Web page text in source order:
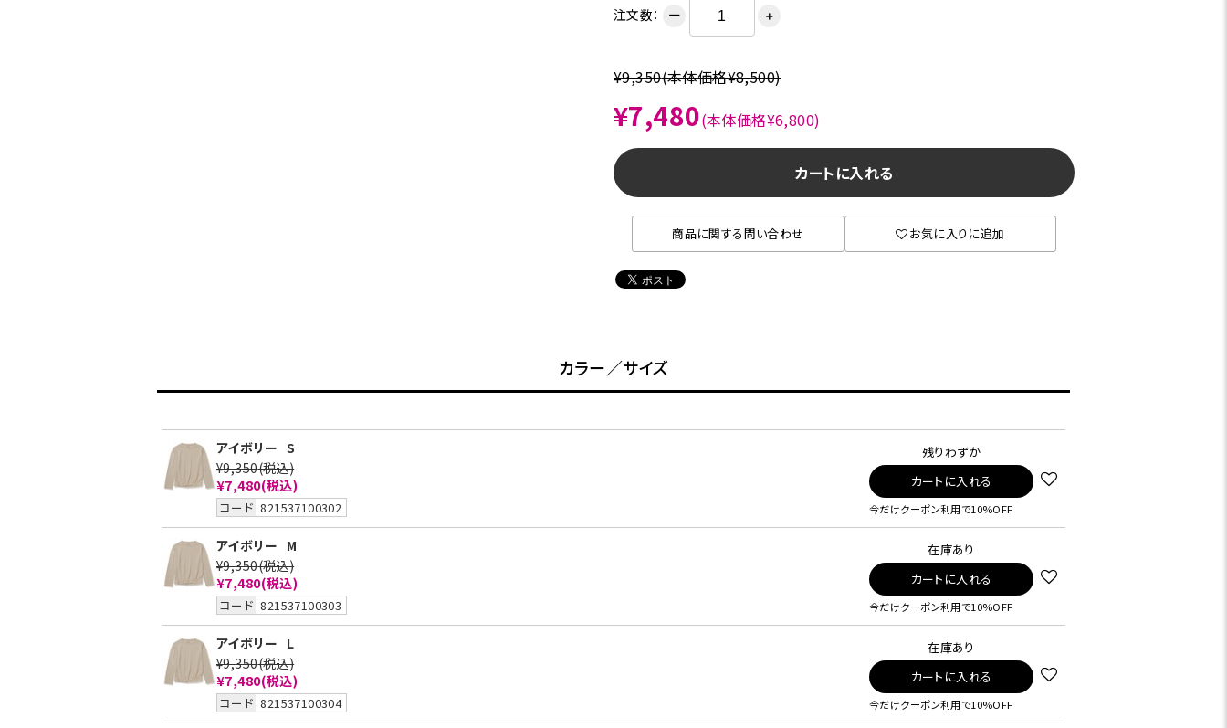
注文数： ー ＋
¥9,350(本体価格¥8,500)
¥7,480(本体価格¥6,800)
カートに入れる
商品に関する問い合わせ お気に入りに追加
カラー／サイズ
アイボリー S
¥9,350(税込)
¥7,480(税込)
コード 821537100302
残りわずか
カートに入れる
今だけクーポン利用で10%OFF
アイボリー M
¥9,350(税込)
¥7,480(税込)
コード 821537100303
在庫あり
カートに入れる
今だけクーポン利用で10%OFF
アイボリー L
¥9,350(税込)
¥7,480(税込)
コード 821537100304
在庫あり
カートに入れる
今だけクーポン利用で10%OFF